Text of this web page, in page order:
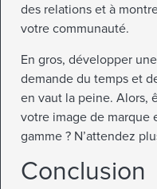
des relations et à
votre communauté.
En gros, développer
demande du temps et
en vaut la peine. Alors,
votre image de marque
gamme ? N’attendez
Conclusion